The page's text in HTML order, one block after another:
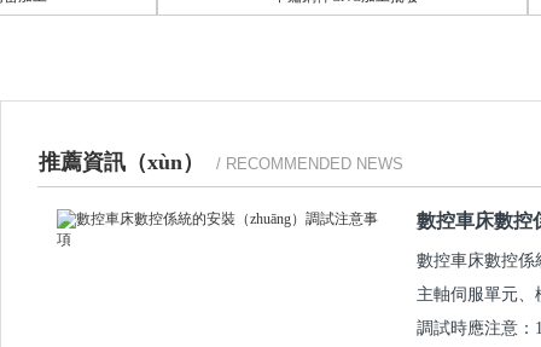
推薦資訊（xùn） / RECOMMENDED NEWS
數控車床數控
數控車床數控係
主軸伺服單元
調試時應注意：